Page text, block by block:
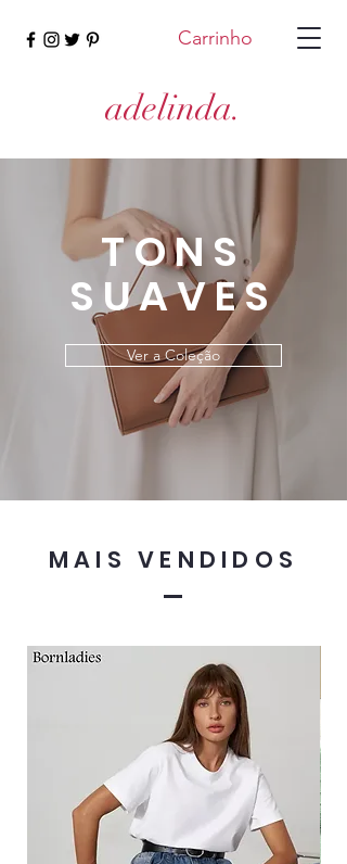
Carrinho
adelinda.
TONS
SUAVES
Ver a Coleção
MAIS VENDIDOS